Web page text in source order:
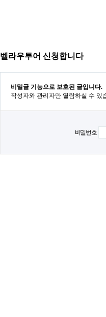
벨라우투어 신청합니다
비밀글 기능으로 보호된 글입니다.
작성자와 관리자만 열람하실 수 있
비밀번호